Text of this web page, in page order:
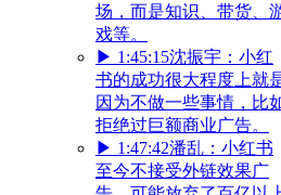
场，而是知识、带货、
戏等。
▶ 1:45:15沈振宇：小红
书的成功很大程度上就
因为不做一些事情，比
拒绝过巨额商业广告。
▶ 1:47:42潘乱：小红书
至今不接受外链效果广